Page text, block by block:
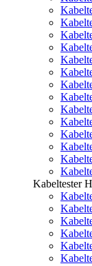
Kabeltester